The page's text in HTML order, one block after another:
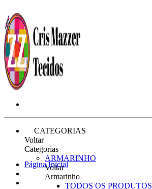
CATEGORIAS
Voltar
Categorias
ARMARINHO
Voltar
Armarinho
TODOS OS PRODUTOS
Página Inicial